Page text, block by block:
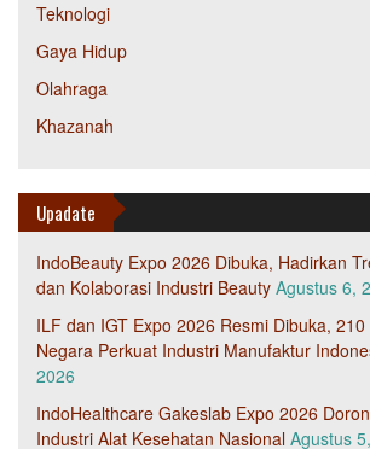
Teknologi
Gaya Hidup
Olahraga
Khazanah
Upadate
IndoBeauty Expo 2026 Dibuka, Hadirkan
dan Kolaborasi Industri Beauty Agustus 6,
ILF dan IGT Expo 2026 Resmi Dibuka,
Negara Perkuat Industri Manufaktur
2026
IndoHealthcare Gakeslab Expo 2026
Industri Alat Kesehatan Nasional Agustus